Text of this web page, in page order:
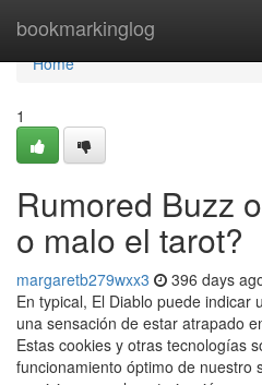
bookmarkinglog
Home
Home
1
Rumored Buzz
o malo el tarot?
margaretb279wxx3 396 days
En typical, El Diablo puede indicar
una sensación de estar atrapado
Estas cookies y otras tecnologías
funcionamiento óptimo de nuestro